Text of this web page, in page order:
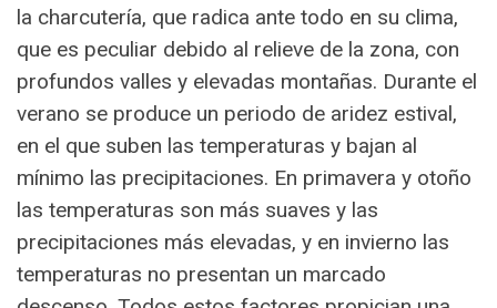
la charcutería, que radica ante todo en su clima,
que es peculiar debido al relieve de la zona, con
profundos valles y elevadas montañas. Durante el
verano se produce un periodo de aridez estival,
en el que suben las temperaturas y bajan al
mínimo las precipitaciones. En primavera y otoño
las temperaturas son más suaves y las
precipitaciones más elevadas, y en invierno las
temperaturas no presentan un marcado